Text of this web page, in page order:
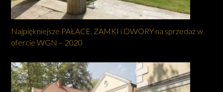
Najpiękniejsze PAŁACE, ZAMKI i DWORY na sprzedaż w
ofercie WGN – 2020